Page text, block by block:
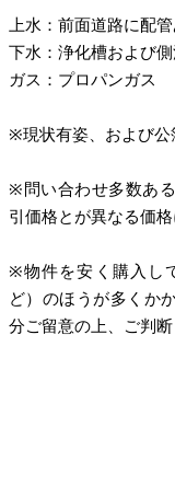
上水：前面道路に配管
下水：浄化槽および
ガス：プロパンガス
※現状有姿、および公
※問い合わせ多数あ
引価格とが異なる価
※物件を安く購入し
ど）のほうが多くか
分ご留意の上、ご判断